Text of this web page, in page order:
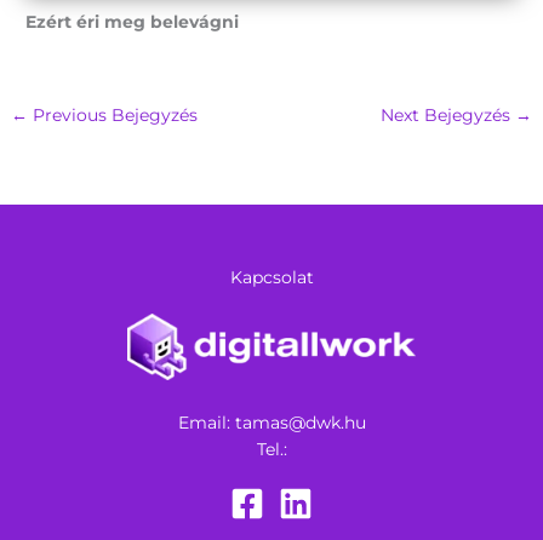
Ezért éri meg belevágni
← Previous Bejegyzés Next Bejegyzés →
Kapcsolat
Email: tamas@dwk.hu
Tel.: